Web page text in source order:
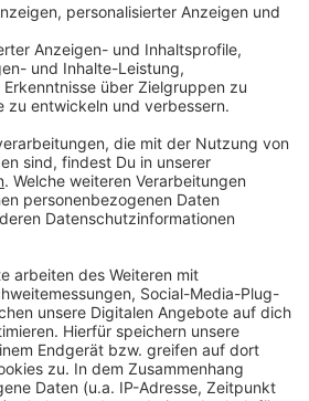
A4 auf drei Spuren in
dem Kreuz Aachen und
kurzfristig bei einer Vollsperrung
aber zum 15. Januar